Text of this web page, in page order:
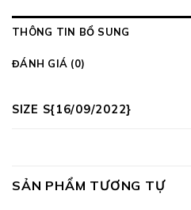
THÔNG TIN BỔ SUNG
ĐÁNH GIÁ (0)
SIZE S{16/09/2022}
SẢN PHẨM TƯƠNG TỰ